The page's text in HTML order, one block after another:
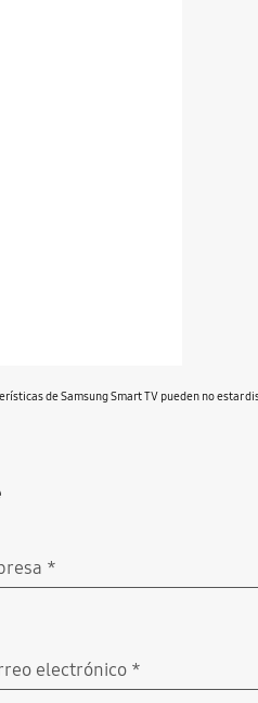
de Samsung Smart TV pueden no estar
*
electrónico *